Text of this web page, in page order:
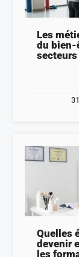
Les
du bien-
Quelles
devenir
les